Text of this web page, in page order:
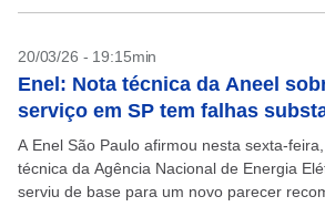
20/03/26 - 19:15min
Enel: Nota técnica da Aneel
serviço em SP tem falhas
A Enel São Paulo afirmou nesta sexta-
técnica da Agência Nacional de Energia
serviu de base para um novo parecer